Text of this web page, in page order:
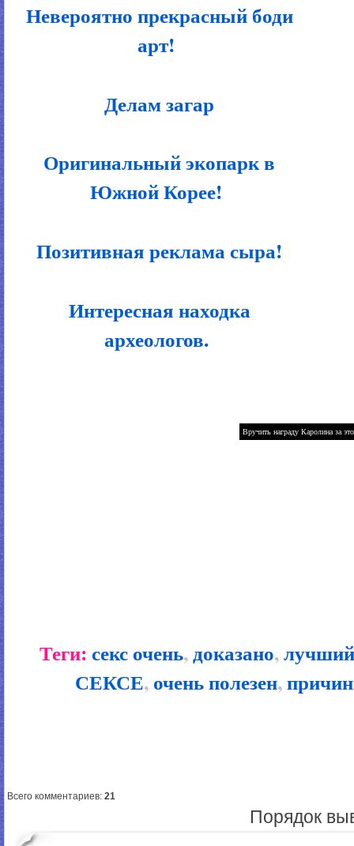
Невероятно прекрасный боди
арт!
Делам загар
Оригинальный экопарк в
Южной Корее!
Позитивная реклама сыра!
Интересная находка
археологов.
Теги:секс очень,доказано,
СЕКСЕ,очень полезен,
Всего комментариев: 21
Порядок